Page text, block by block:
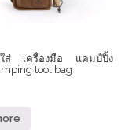
ส่ เครื่องมือ แคมป์ปิ้ง
tool bag